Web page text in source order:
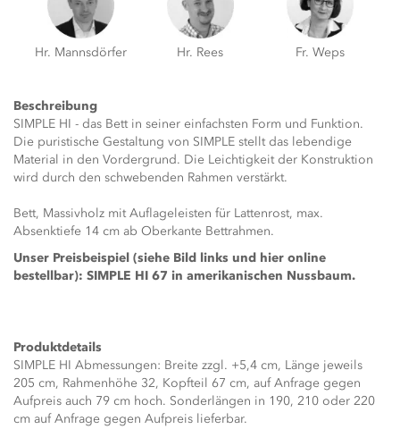
Hr. Mannsdörfer Hr. Rees Fr. Weps
Beschreibung
SIMPLE HI - das Bett in seiner einfachsten Form und Funktion.
Die puristische Gestaltung von SIMPLE stellt das lebendige
Material in den Vordergrund. Die Leichtigkeit der Konstruktion
wird durch den schwebenden Rahmen verstärkt.
Bett, Massivholz mit Auflageleisten für Lattenrost, max.
Absenktiefe 14 cm ab Oberkante Bettrahmen.
Unser Preisbeispiel (siehe Bild links und hier online
bestellbar): SIMPLE HI 67 in amerikanischen Nussbaum.
Produktdetails
SIMPLE HI Abmessungen: Breite zzgl. +5,4 cm, Länge jeweils
205 cm, Rahmenhöhe 32, Kopfteil 67 cm, auf Anfrage gegen
Aufpreis auch 79 cm hoch. Sonderlängen in 190, 210 oder 220
cm auf Anfrage gegen Aufpreis lieferbar.